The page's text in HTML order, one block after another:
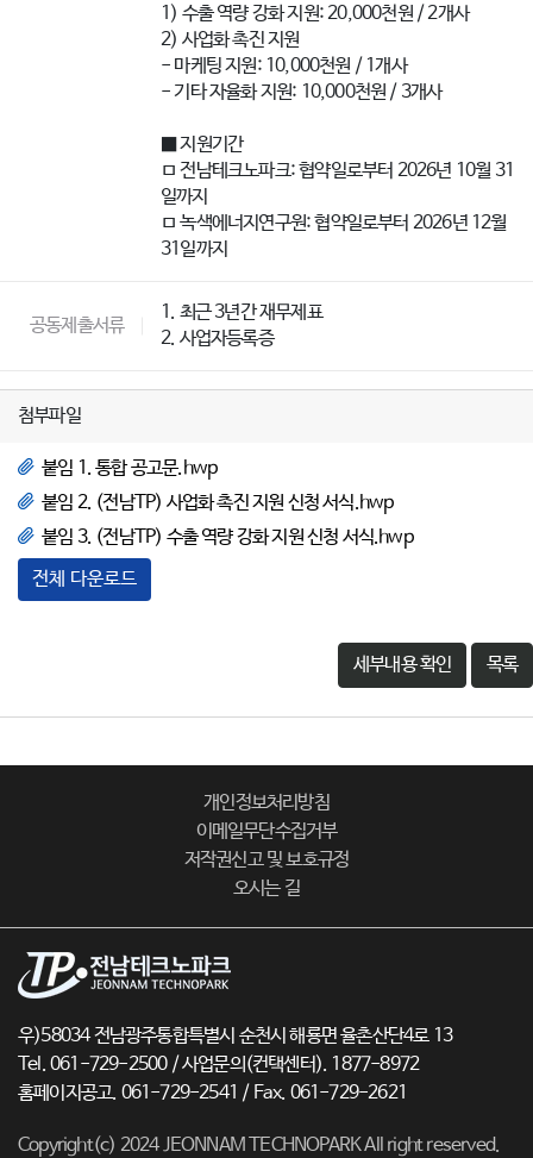
1) 수출 역량 강화 지원: 20,000천원 / 2개사
2) 사업화 촉진 지원
- 마케팅 지원: 10,000천원 / 1개사
- 기타 자율화 지원: 10,000천원 / 3개사
■ 지원기간
ㅁ 전남테크노파크: 협약일로부터 2026년 10월 31
일까지
ㅁ 녹색에너지연구원: 협약일로부터 2026년 12월
31일까지
공동제출서류
1. 최근 3년간 재무제표
2. 사업자등록증
첨부파일
붙임 1. 통합 공고문.hwp
붙임 2. (전남TP) 사업화 촉진 지원 신청 서식.hwp
붙임 3. (전남TP) 수출 역량 강화 지원 신청 서식.hwp
전체 다운로드
세부내용 확인 목록
개인정보처리방침
이메일무단수집거부
저작권신고 및 보호규정
오시는 길
우)58034 전남광주통합특별시 순천시 해룡면 율촌산단4로 13
Tel. 061-729-2500 / 사업문의(컨택센터). 1877-8972
홈페이지공고. 061-729-2541 / Fax. 061-729-2621
Copyright(c) 2024 JEONNAM TECHNOPARK All right reserved.